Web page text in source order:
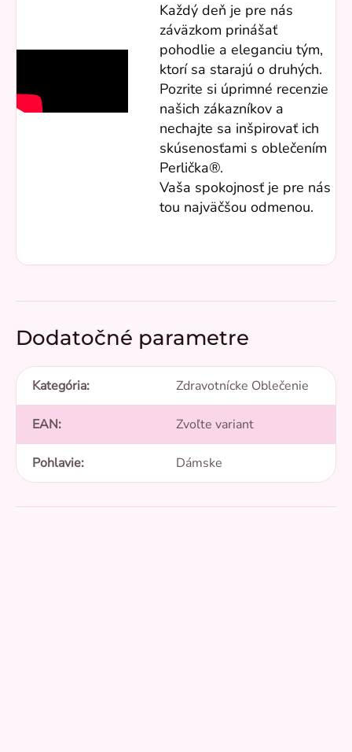
Každý deň je pre nás
záväzkom prinášať
pohodlie a eleganciu tým,
ktorí sa starajú o druhých.
Pozrite si úprimné recenzie
našich zákazníkov a
nechajte sa inšpirovať ich
skúsenosťami s oblečením
Perlička®.
Vaša spokojnosť je pre nás
tou najväčšou odmenou.
Dodatočné parametre
Kategória: Zdravotnícke Oblečenie
EAN: Zvoľte variant
Pohlavie: Dámske